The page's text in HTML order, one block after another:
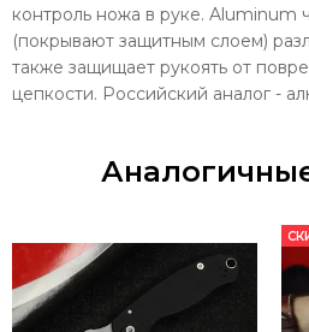
контроль ножа в руке. Aluminum
(покрывают защитным слоем)
также защищает рукоять от
цепкости. Российский аналог -